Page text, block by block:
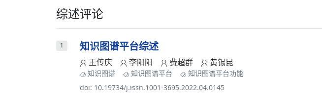
综述评论
1 知识图谱平台综述
王传庆 李阳阳 费超群 黄锡昆
知识图谱 知识图谱平台
知识图谱平台功能
doi: 10.19734/j.issn.1001-3695.2022.04.0145